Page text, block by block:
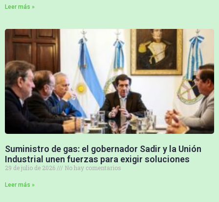
Leer más »
Suministro de gas: el gobernador Sadir y la Unión
Industrial unen fuerzas para exigir soluciones
29 de julio de 2026 No hay comentarios
Leer más »